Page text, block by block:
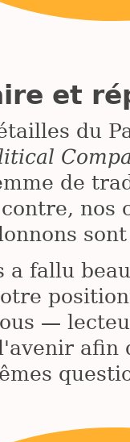
et
du
de
nos
a fallu
—
afin